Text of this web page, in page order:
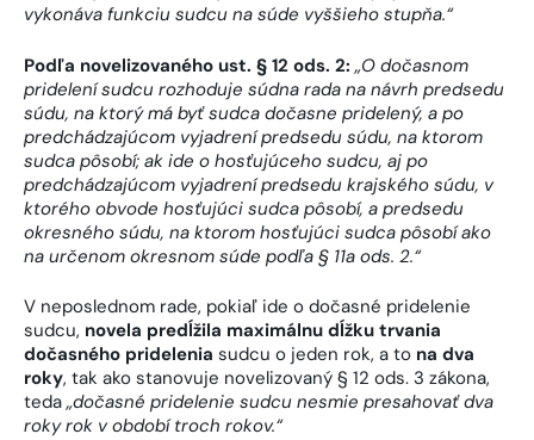
vykonáva funkciu sudcu na súde vyššieho stupňa.“
Podľa novelizovaného ust. § 12 ods. 2: „O dočasnom
pridelení sudcu rozhoduje súdna rada na návrh predsedu
súdu, na ktorý má byť sudca dočasne pridelený, a po
predchádzajúcom vyjadrení predsedu súdu, na ktorom
sudca pôsobí; ak ide o hosťujúceho sudcu, aj po
predchádzajúcom vyjadrení predsedu krajského súdu, v
ktorého obvode hosťujúci sudca pôsobí, a predsedu
okresného súdu, na ktorom hosťujúci sudca pôsobí ako
na určenom okresnom súde podľa § 11a ods. 2.“
V neposlednom rade, pokiaľ ide o dočasné pridelenie
sudcu, novela predĺžila maximálnu dĺžku trvania
dočasného pridelenia sudcu o jeden rok, a to na dva
roky, tak ako stanovuje novelizovaný § 12 ods. 3 zákona,
teda„dočasné pridelenie sudcu nesmie presahovať dva
roky rok v období troch rokov.“